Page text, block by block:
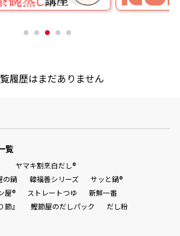
履歴はまだありません
覧
ヤマキ割烹白だし®
の鍋
韓福善シリーズ
サッと鍋®
屋® ストレートつゆ
新鮮一番
節』 鰹節屋のだしパック だし粉